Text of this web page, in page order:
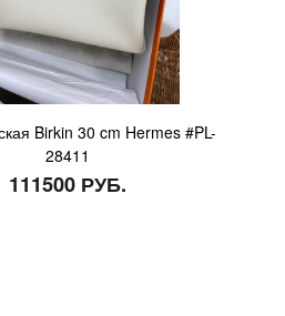
Birkin 30 cm Hermes #PL-
28411
111500 РУБ.